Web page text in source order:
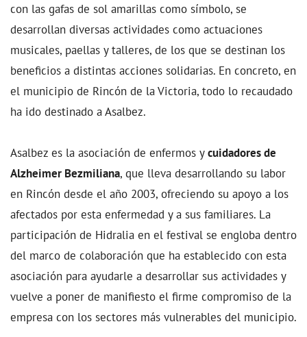
con las gafas de sol amarillas como símbolo, se
desarrollan diversas actividades como actuaciones
musicales, paellas y talleres, de los que se destinan los
beneficios a distintas acciones solidarias. En concreto, en
el municipio de Rincón de la Victoria, todo lo recaudado
ha ido destinado a Asalbez.
Asalbez es la asociación de enfermos ycuidadores de
Alzheimer Bezmiliana, que lleva desarrollando su labor
en Rincón desde el año 2003, ofreciendo su apoyo a los
afectados por esta enfermedad y a sus familiares. La
participación de Hidralia en el festival se engloba dentro
del marco de colaboración que ha establecido con esta
asociación para ayudarle a desarrollar sus actividades y
vuelve a poner de manifiesto el firme compromiso de la
empresa con los sectores más vulnerables del municipio.